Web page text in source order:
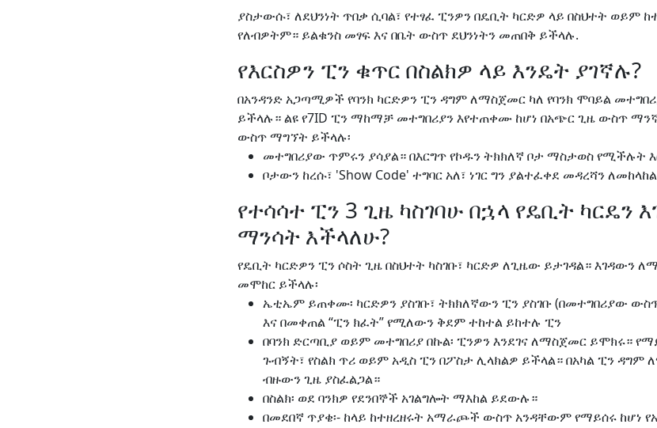
ያስታውሱ፣ ለደህንነት ጥበቃ ሲባል፣ የተፃፈ ፒንዎን በዴቢት ካርድዎ ላይ በስህተት ወይም
የለብዎትም። ይልቁንስ መፃፍ እና በቤት ውስጥ ደህንነትን መጠበቅ ይችላሉ.
የእርስዎን ፒን ቁጥር በስልክዎ ላይ እንዴት ያገኛሉ?
በአንዳንድ አጋጣሚዎች የባንክ ካርድዎን ፒን ዳግም ለማስጀመር ካለ የባንክ ሞባይል
ይችላሉ። ልዩ የ7ID ፒን ማከማቻ መተግበሪያን እየተጠቀሙ ከሆነ በአጭር ጊዜ ውስጥ
ውስጥ ማግኘት ይችላሉ፡
መተግበሪያው ጥምሩን ያሳያል። በእርግጥ የኮዱን ትክክለኛ ቦታ ማስታወስ የሚችሉት
ቦታውን ከረሱ፣ 'Show Code' ተግባር አለ፣ ነገር ግን ያልተፈቀደ መዳረሻን
የተሳሳተ ፒን 3 ጊዜ ካስገባሁ በኋላ የዴቢት ካርዴን
ማንሳት እችላለሁ?
የዴቢት ካርድዎን ፒን ሶስት ጊዜ በስህተት ካስገቡ፣ ካርድዎ ለጊዜው ይታገዳል።
መሞከር ይችላሉ፡
ኤቲኤም ይጠቀሙ፡ ካርድዎን ያስገቡ፣ ትክክለኛውን ፒን ያስገቡ (በመተግበሪያው ውስጥ
እና በመቀጠል “ፒን ክፈት” የሚለውን ቅደም ተከተል ይከተሉ ፒን
በባንክ ድርጣቢያ ወይም መተግበሪያ በኩል፡ ፒንዎን እንደገና ለማስጀመር ይሞክሩ።
ጉብኝት፣ የስልክ ጥሪ ወይም አዲስ ፒን በፖስታ ሊላክልዎ ይችላል። በአካል ፒን
ብዙውን ጊዜ ያስፈልጋል።
በስልክ፡ ወደ ባንክዎ የደንበኞች አገልግሎት ማእከል ይደውሉ።
በመደበኛ ጥያቄ፡- ከላይ ከተዘረዘሩት አማራጮች ውስጥ አንዳቸውም የማይሰሩ ከሆነ